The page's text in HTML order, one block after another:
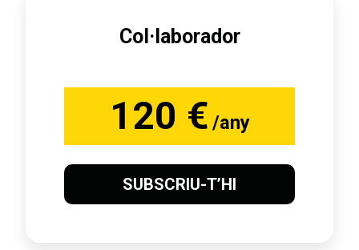
Col·laborador
120 € /any
SUBSCRIU-T’HI